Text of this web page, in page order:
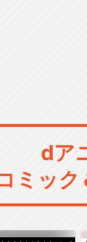
dア
ミッ